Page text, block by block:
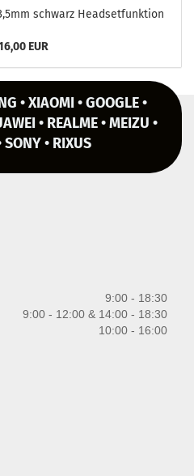
schwarz Head­set­funk­ti­on
EUR
• XIAOMI • GOOGLE •
• REALME • MEIZU •
SONY • RIXUS
9:00 - 18:30
9:00 - 12:00 & 14:00 - 18:30
10:00 - 16:00